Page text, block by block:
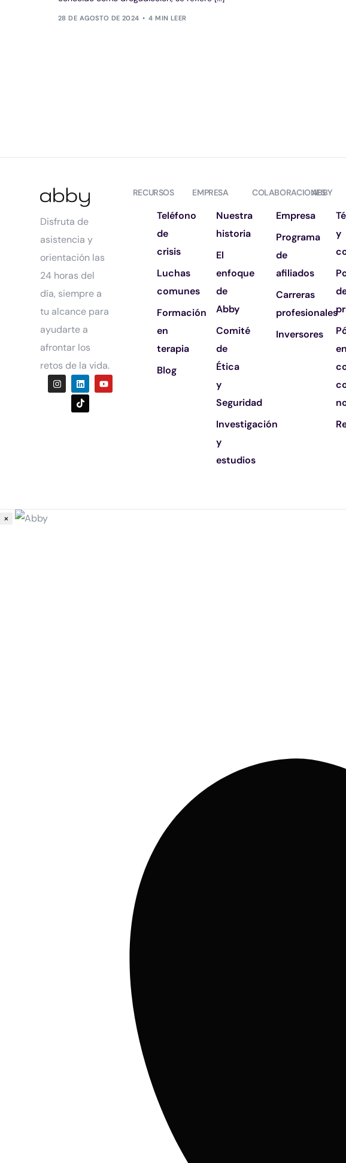
28 DE AGOSTO DE 2024 4 MIN LEER
Disfruta de
asistencia y
orientación las
24 horas del
día, siempre a
tu alcance para
ayudarte a
afrontar los
retos de la vida.
RECURSOS
Teléfono
de
crisis
Luchas
comunes
Formación
en
terapia
Blog
EMPRESA
Nuestra
historia
El
enfoque
de
Abby
Comité
de
Ética
y
Seguridad
Investigación
y
estudios
COLABORACIONES
Empresa
Programa
de
afiliados
Carreras
profesionales
Inversores
ABBY
y
en
×